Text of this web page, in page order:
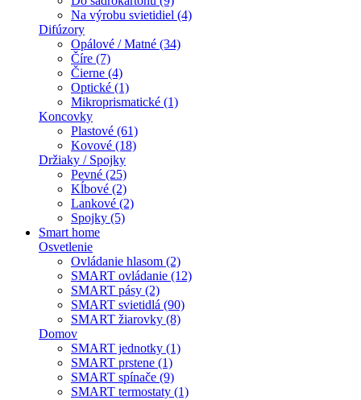
Na výrobu svietidiel (4)
Difúzory
Opálové / Matné (34)
Číre (7)
Čierne (4)
Optické (1)
Mikroprismatické (1)
Koncovky
Plastové (61)
Kovové (18)
Držiaky / Spojky
Pevné (25)
Kĺbové (2)
Lankové (2)
Spojky (5)
Smart home
Osvetlenie
Ovládanie hlasom (2)
SMART ovládanie (12)
SMART pásy (2)
SMART svietidlá (90)
SMART žiarovky (8)
Domov
SMART jednotky (1)
SMART prstene (1)
SMART spínače (9)
SMART termostaty (1)